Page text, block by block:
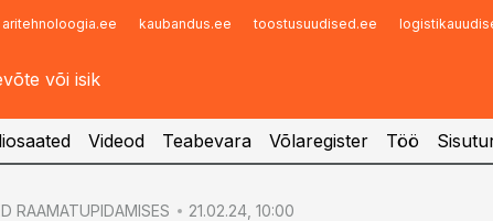
aritehnoloogia.ee kaubandus.ee toostusuudised.ee
Infopank
Videod Teabevara Võlaregister Töö
RAAMATUPIDAMISES 21.02.24, 10:00